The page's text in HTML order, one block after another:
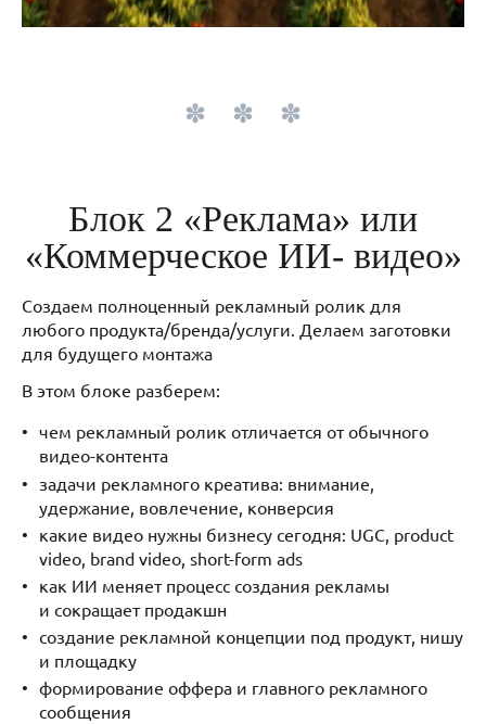
Блок 2 «Реклама» или
«Коммерческое ИИ- видео»
Создаем полноценный рекламный ролик для
любого продукта/бренда/услуги. Делаем заготовки
для будущего монтажа
В этом блоке разберем:
чем рекламный ролик отличается от обычного
видео-контента
задачи рекламного креатива: внимание,
удержание, вовлечение, конверсия
какие видео нужны бизнесу сегодня: UGC, product
video, brand video, short-form ads
как ИИ меняет процесс создания рекламы
и сокращает продакшн
создание рекламной концепции под продукт, нишу
и площадку
формирование оффера и главного рекламного
сообщения